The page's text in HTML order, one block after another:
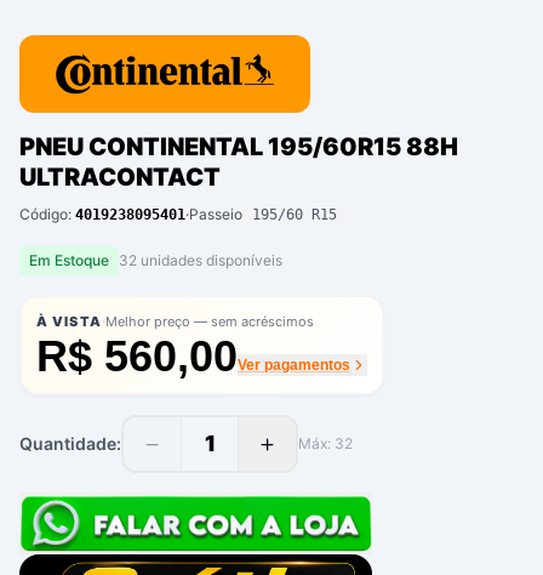
PNEU CONTINENTAL 195/60R15 88H
ULTRACONTACT
Código: 4019238095401·Passeio 195/60 R15
Em Estoque 32 unidades disponíveis
À VISTA·Melhor preço — sem acréscimos
R$ 560,00Ver pagamentos
Quantidade: 1 Máx: 32